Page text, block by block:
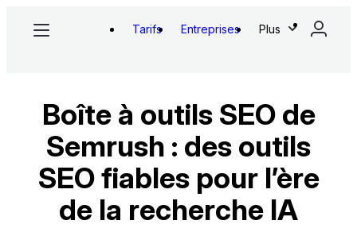
Tarifs Entreprises Plus
Boîte à outils SEO de
Semrush : des outils
SEO fiables pour l’ère
de la recherche IA